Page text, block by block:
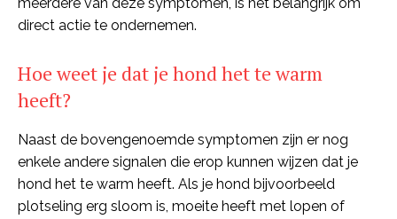
direct actie te ondernemen.
Hoe weet je dat je hond het te warm
heeft?
Naast de bovengenoemde symptomen zijn er nog
enkele andere signalen die erop kunnen wijzen dat je
hond het te warm heeft. Als je hond bijvoorbeeld
plotseling erg sloom is, moeite heeft met lopen of